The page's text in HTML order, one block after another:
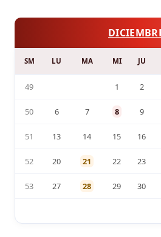
SM LU MA MI JU
49 1 2
50 6 7 8 9
51 13 14 15 16
52 20 21 22 23
53 27 28 29 30